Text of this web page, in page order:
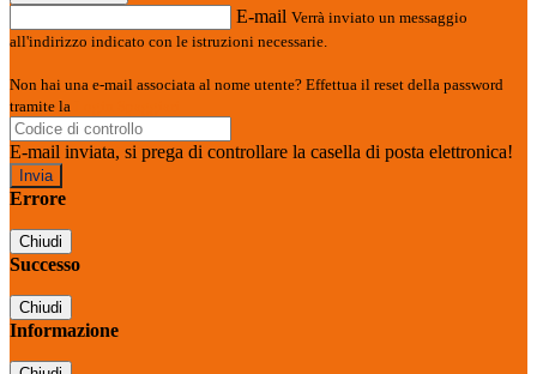
E-mail Verrà inviato un messaggio
all'indirizzo indicato con le istruzioni necessarie.
Non hai una e-mail associata al nome utente? Effettua il reset della password
tramite la
E-mail inviata, si prega di controllare la casella di posta elettronica!
Errore
Chiudi
Successo
Chiudi
Informazione